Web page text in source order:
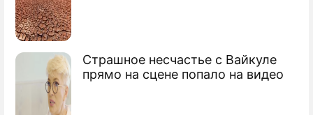
Страшное несчастье с Вайкуле
прямо на сцене попало на видео
Киев объявил Шойгу в розыск